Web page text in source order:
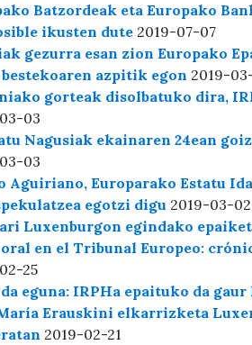
Batzordeak eta Europako
ikusten dute 2019-07-07
gezurra esan zion Europako
bestekoaren azpitik egon 2019-
gorteak disolbatuko dira,
03
Nagusiak ekainaren 24ean
03
Aguiriano, Europarako Estatu
egotzi digu 2019-03-02
Luxenburgon egindako
en el Tribunal Europeo:
25
eguna: IRPHa epaituko da
Erauskini elkarrizketa
2019-02-21